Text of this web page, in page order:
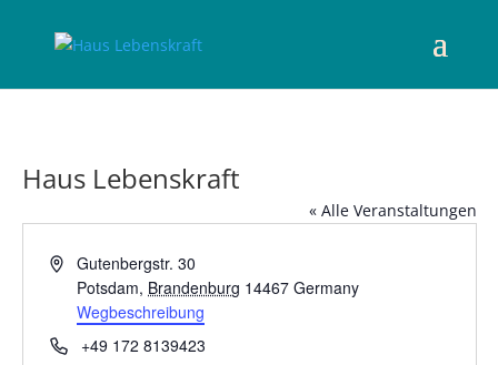
Haus Lebenskraft
« Alle Veranstaltungen
AdresseGutenbergstr. 30
Potsdam, Brandenburg 14467 Germany
Wegbeschreibung
Telefon+49 172 8139423